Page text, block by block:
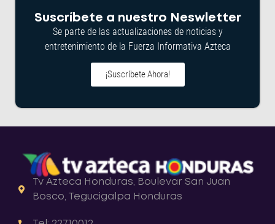
Suscríbete a nuestro Neswletter
Se parte de las actualizaciones de noticias y
entretenimiento de la Fuerza Informativa Azteca
¡Suscríbete Ahora!
Tv Azteca Honduras, Boulevar San Juan
Bosco, Tegucigalpa Honduras